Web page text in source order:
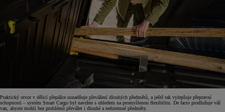
Praktický otvor v dělicí přepážce usnadňuje převážení dlouhých předmětů, a ještě tak vylepšuje přepravní
schopnosti – systém Smart Cargo byl navržen s ohledem na promyšlenou flexibilitu. De facto prodlužuje váš
van, abyste mohli bez problémů převážet i dlouhé a neforemné předměty.